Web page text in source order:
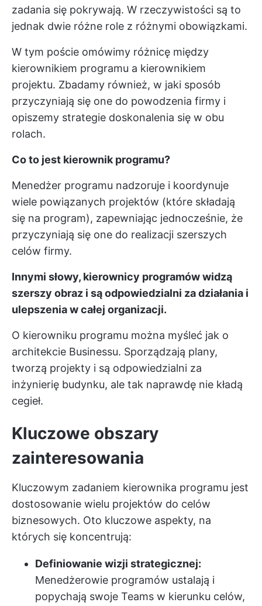
zadania się pokrywają. W rzeczywistości są to
jednak dwie różne role z różnymi obowiązkami.
W tym poście omówimy różnicę między
kierownikiem programu a kierownikiem
projektu. Zbadamy również, w jaki sposób
przyczyniają się one do powodzenia firmy i
opiszemy strategie doskonalenia się w obu
rolach.
Co to jest kierownik programu?
Menedżer programu nadzoruje i koordynuje
wiele powiązanych projektów (które składają
się na program), zapewniając jednocześnie, że
przyczyniają się one do realizacji szerszych
celów firmy.
Innymi słowy, kierownicy programów widzą
szerszy obraz i są odpowiedzialni za działania i
ulepszenia w całej organizacji.
O kierowniku programu można myśleć jak o
architekcie Businessu. Sporządzają plany,
tworzą projekty i są odpowiedzialni za
inżynierię budynku, ale tak naprawdę nie kładą
cegieł.
Kluczowe obszary
zainteresowania
Kluczowym zadaniem kierownika programu jest
dostosowanie wielu projektów do celów
biznesowych. Oto kluczowe aspekty, na
których się koncentrują:
Definiowanie wizji strategicznej:
Menedżerowie programów ustalają i
popychają swoje Teams w kierunku celów,